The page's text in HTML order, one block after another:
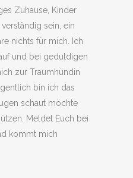
Zuhause, Kinder
sein, ein
nichts für mich. Ich
und bei geduldigen
zur Traumhündin
bin ich das
schaut möchte
Meldet Euch bei
kommt mich